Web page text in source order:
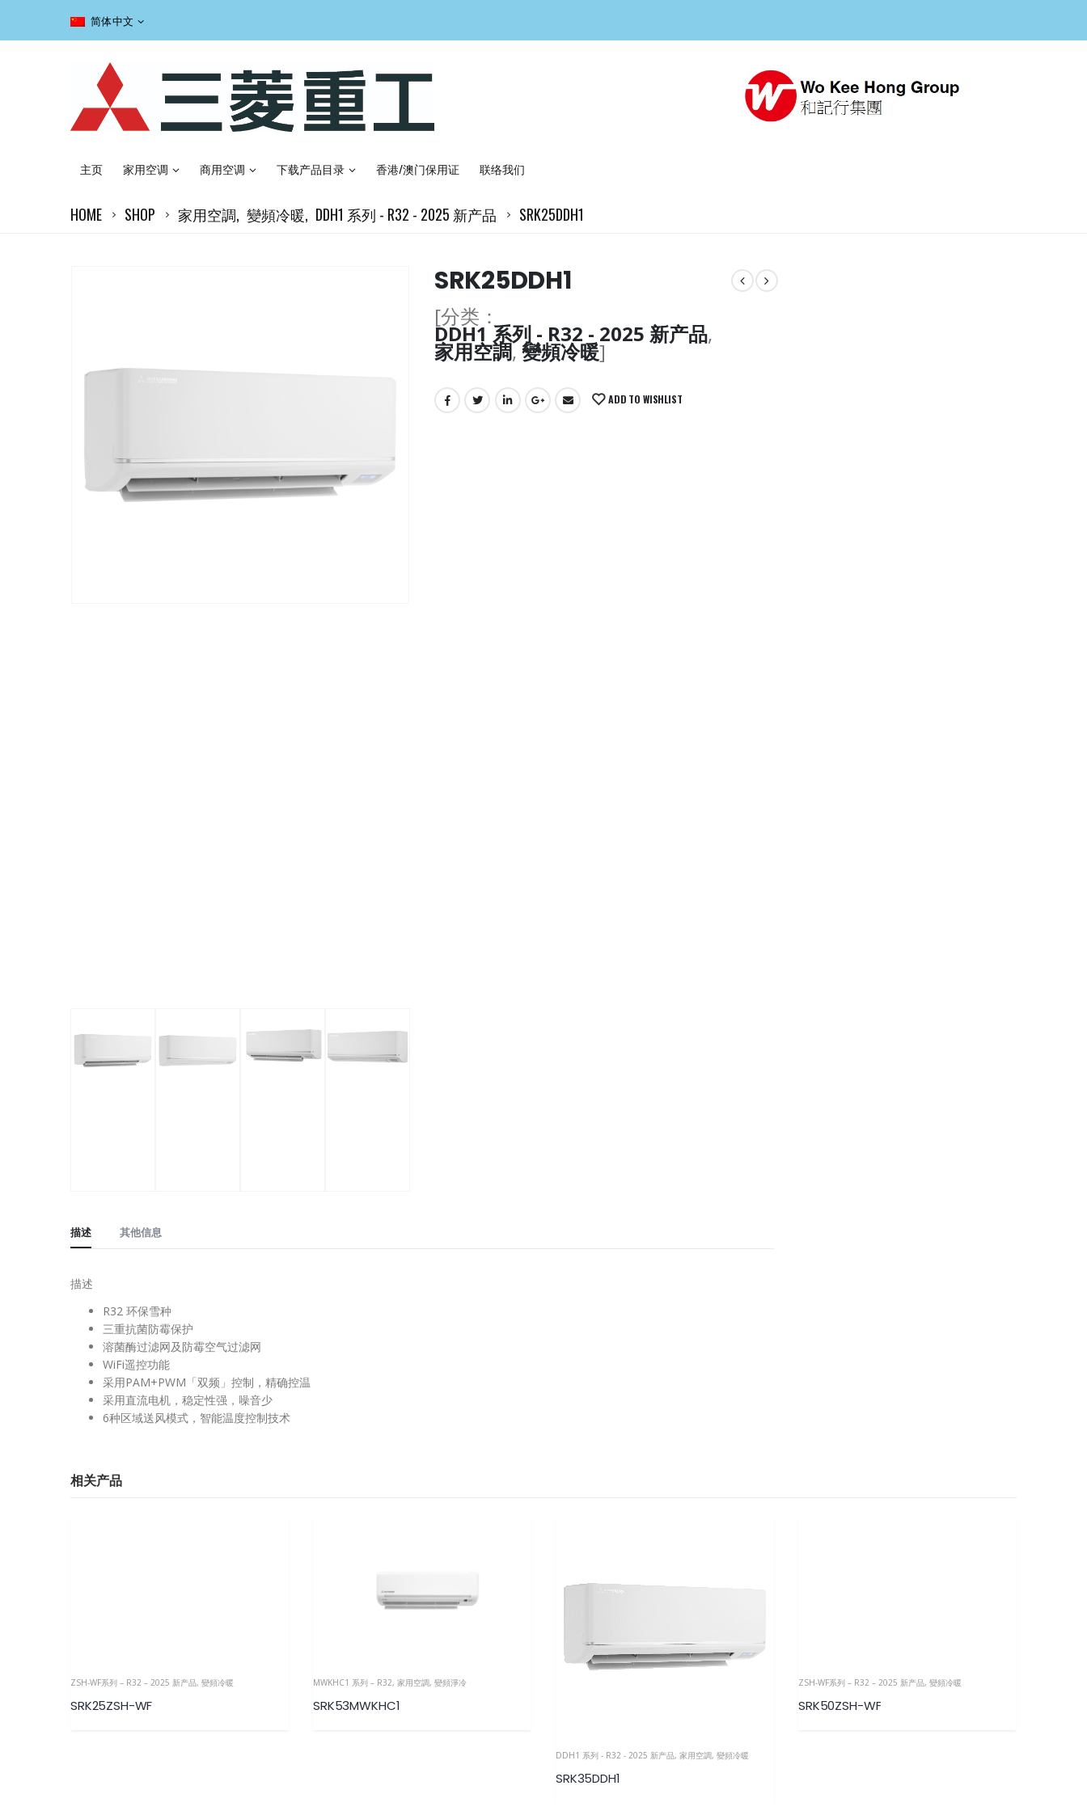
简体中文
主页 家用空调 商用空调 下载产品目录 香港/澳门保用证 联络我们
HOME SHOP 家用空調, 變頻冷暖, DDH1 系列 - R32 - 2025 新产品 SRK25DDH1
SRK25DDH1
[分类：
DDH1 系列 - R32 - 2025 新产品,
家用空調,變頻冷暖]
ADD TO WISHLIST
描述 其他信息
描述
R32 环保雪种
三重抗菌防霉保护
溶菌酶过滤网及防霉空气过滤网
WiFi遥控功能
采用PAM+PWM「双频」控制，精确控温
采用直流电机，稳定性强，噪音少
6种区域送风模式，智能温度控制技术
相关产品
ZSH-WF系列 – R32 – 2025 新产品, 變頻冷暖
SRK25ZSH-WF
MWKHC1 系列 – R32, 家用空調, 變頻淨冷
SRK53MWKHC1
DDH1 系列 - R32 - 2025 新产品, 家用空調, 變頻冷暖
SRK35DDH1
ZSH-WF系列 – R32 – 2025 新产品, 變頻冷暖
SRK50ZSH-WF